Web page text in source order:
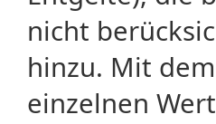
nicht
hinzu. Mit
einzelnen